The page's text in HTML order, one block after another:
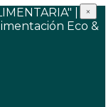
|
Eco &
×